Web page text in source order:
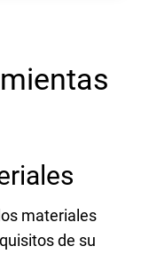
materiales
de su